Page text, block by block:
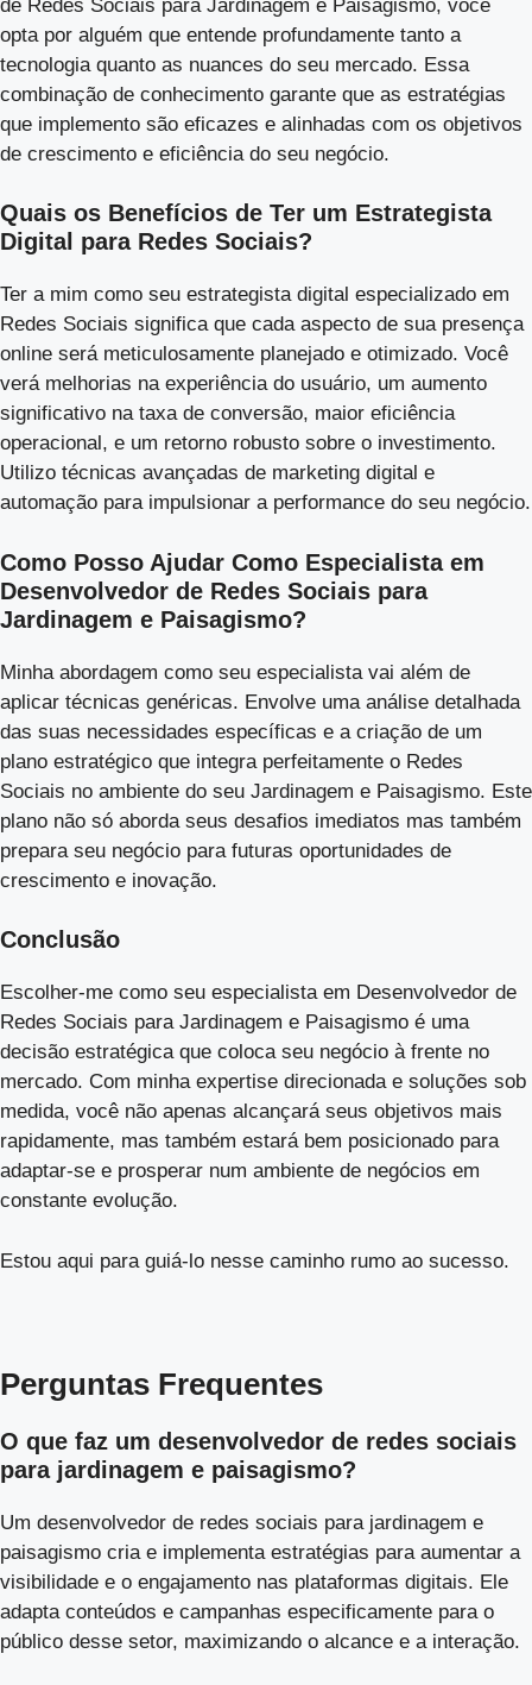
de Redes Sociais para Jardinagem e Paisagismo, você
opta por alguém que entende profundamente tanto a
tecnologia quanto as nuances do seu mercado. Essa
combinação de conhecimento garante que as estratégias
que implemento são eficazes e alinhadas com os objetivos
de crescimento e eficiência do seu negócio.
Quais os Benefícios de Ter um Estrategista
Digital para Redes Sociais?
Ter a mim como seu estrategista digital especializado em
Redes Sociais significa que cada aspecto de sua presença
online será meticulosamente planejado e otimizado. Você
verá melhorias na experiência do usuário, um aumento
significativo na taxa de conversão, maior eficiência
operacional, e um retorno robusto sobre o investimento.
Utilizo técnicas avançadas de marketing digital e
automação para impulsionar a performance do seu negócio.
Como Posso Ajudar Como Especialista em
Desenvolvedor de Redes Sociais para
Jardinagem e Paisagismo?
Minha abordagem como seu especialista vai além de
aplicar técnicas genéricas. Envolve uma análise detalhada
das suas necessidades específicas e a criação de um
plano estratégico que integra perfeitamente o Redes
Sociais no ambiente do seu Jardinagem e Paisagismo. Este
plano não só aborda seus desafios imediatos mas também
prepara seu negócio para futuras oportunidades de
crescimento e inovação.
Conclusão
Escolher-me como seu especialista em Desenvolvedor de
Redes Sociais para Jardinagem e Paisagismo é uma
decisão estratégica que coloca seu negócio à frente no
mercado. Com minha expertise direcionada e soluções sob
medida, você não apenas alcançará seus objetivos mais
rapidamente, mas também estará bem posicionado para
adaptar-se e prosperar num ambiente de negócios em
constante evolução.
Estou aqui para guiá-lo nesse caminho rumo ao sucesso.
Perguntas Frequentes
O que faz um desenvolvedor de redes sociais
para jardinagem e paisagismo?
Um desenvolvedor de redes sociais para jardinagem e
paisagismo cria e implementa estratégias para aumentar a
visibilidade e o engajamento nas plataformas digitais. Ele
adapta conteúdos e campanhas especificamente para o
público desse setor, maximizando o alcance e a interação.